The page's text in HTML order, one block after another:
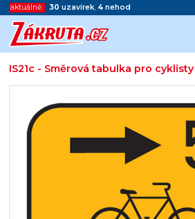
aktuálně: 30 uzavírek, 4 nehod
IS21c - Směrová tabulka pro cyklisty
Začátek reklamy